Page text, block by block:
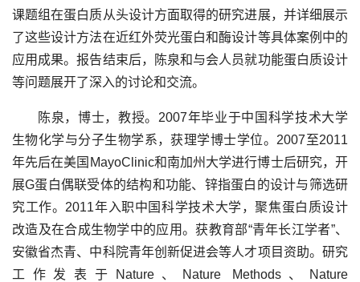
课题组在蛋白质从头设计方面取得的研究进展，并详细展示
了这些设计方法在近红外荧光蛋白和酶设计等具体案例中的
应用成果。报告结束后，陈泉和与会人员就功能蛋白质设计
等问题展开了深入的讨论和交流。
陈泉，博士，教授。2007年毕业于中国科学技术大学
生物化学与分子生物学系，获理学博士学位。2007至2011
年先后在美国MayoClinic和南加州大学进行博士后研究，开
展G蛋白偶联受体的结构和功能、锌指蛋白的设计与筛选研
究工作。2011年入职中国科学技术大学，聚焦蛋白质设计
改造及在合成生物学中的应用。获教育部“青年长江学者”、
安徽省杰青、中科院青年创新促进会等人才项目资助。研究
工作发表于Nature、Nature Methods、Nature